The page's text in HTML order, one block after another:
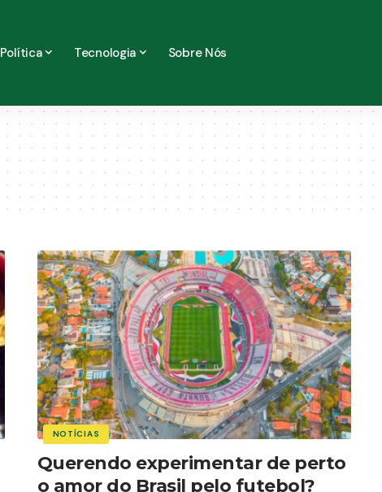
Política Tecnologia Sobre Nós
NOTÍCIAS
Querendo experimentar de perto
o amor do Brasil pelo futebol?